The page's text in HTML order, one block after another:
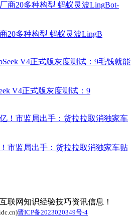
20多种构型 蚂蚁灵波LingB
V4正式版灰度测试：9
市监局出手：货拉拉取消独家车贴
联网知识经验技巧资讯信息！
晋ICP备2023020349号-4